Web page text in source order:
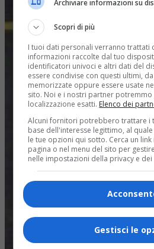
Archiviare informazioni su
Scopri di più
I tuoi dati personali verranno trattati
informazioni raccolte dal tuo
identificatori univoci e altri dati del
essere condivise con questi ultimi,
memorizzate oppure essere usate
sito. Noi e i nostri partner
localizzazione esatti. Elenco dei
Alcuni fornitori potrebbero trattare i
base dell'interesse legittimo, al
le tue opzioni qui sotto. Cerca un
pagina o nel menu del sito per
nelle impostazioni della privacy e dei
Gestisci le